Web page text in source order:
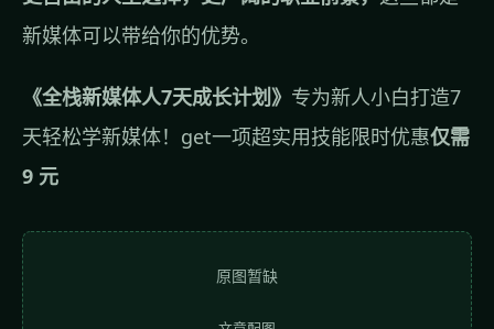
新媒体可以带给你的优势。
《全栈新媒体人7天成长计划》 专为新人小白打造7
天轻松学新媒体！get一项超实用技能限时优惠仅需
9 元
原图暂缺